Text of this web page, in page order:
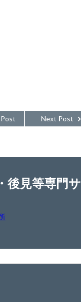
Next Post
後見等専門サ